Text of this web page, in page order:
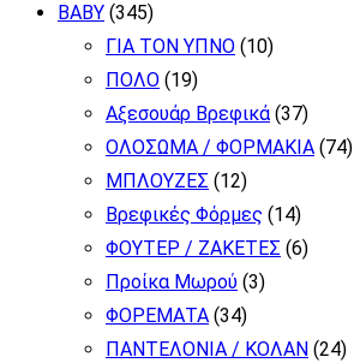
επιλογές
μπορούν
να
επιλεγούν
σελίδα
προϊόντος
BABY (345)
ΓΙΑ ΤΟΝ ΥΠΝΟ (10)
ΠΟΛΟ (19)
Αξεσουάρ Βρεφικά (37)
ΟΛΟΣΩΜΑ / ΦΟΡΜΑΚΙΑ (74)
ΜΠΛΟΥΖΕΣ (12)
Βρεφικές Φόρμες (14)
ΦΟΥΤΕΡ / ΖΑΚΕΤΕΣ (6)
Προίκα Μωρού (3)
ΦΟΡΕΜΑΤΑ (34)
ΠΑΝΤΕΛΟΝΙΑ / ΚΟΛΑΝ (24)